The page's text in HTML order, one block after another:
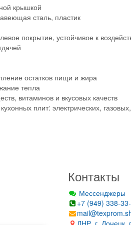
крышкой
сталь, пластик
покрытие, устойчивое к
остатков пищи и жира
тепла
витаминов и вкусовых качеств
плит: электрических,
Контакты
Мессенджеры
+7 (949) 338-
ДНР, г. Донецк,